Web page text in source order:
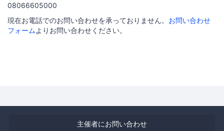
08066605000
現在お電話でのお問い合わせを承っておりません。 お問い合わせ
フォームよりお問い合わせください。
主催者にお問い合わせ